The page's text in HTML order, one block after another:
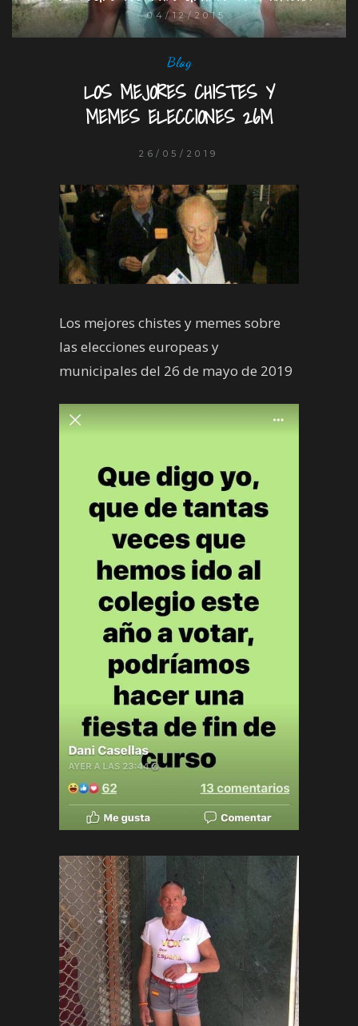
04/12/2015
Blog
LOS MEJORES CHISTES Y
MEMES ELECCIONES 26M
26/05/2019
Los mejores chistes y memes sobre
las elecciones europeas y
municipales del 26 de mayo de 2019